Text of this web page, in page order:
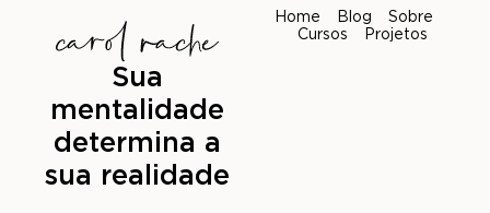
Sua
mentalidade
determina a
sua realidade
Home Blog
Sobre
Cursos
Projetos